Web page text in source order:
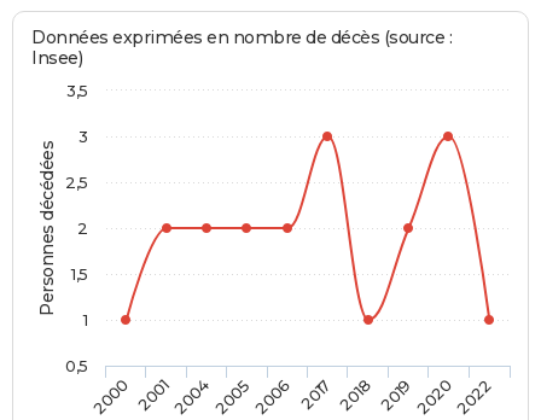
Personnes décédées
Données exprimées en nombre de décès (source :
Insee)
2000 2001200420052006 2017 2018 201920202022
0,5
1
1,5
2
2,5
3
3,5